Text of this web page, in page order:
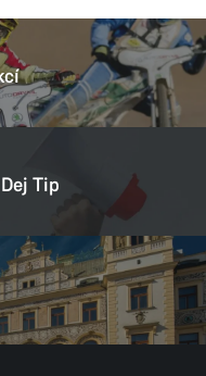
Tip